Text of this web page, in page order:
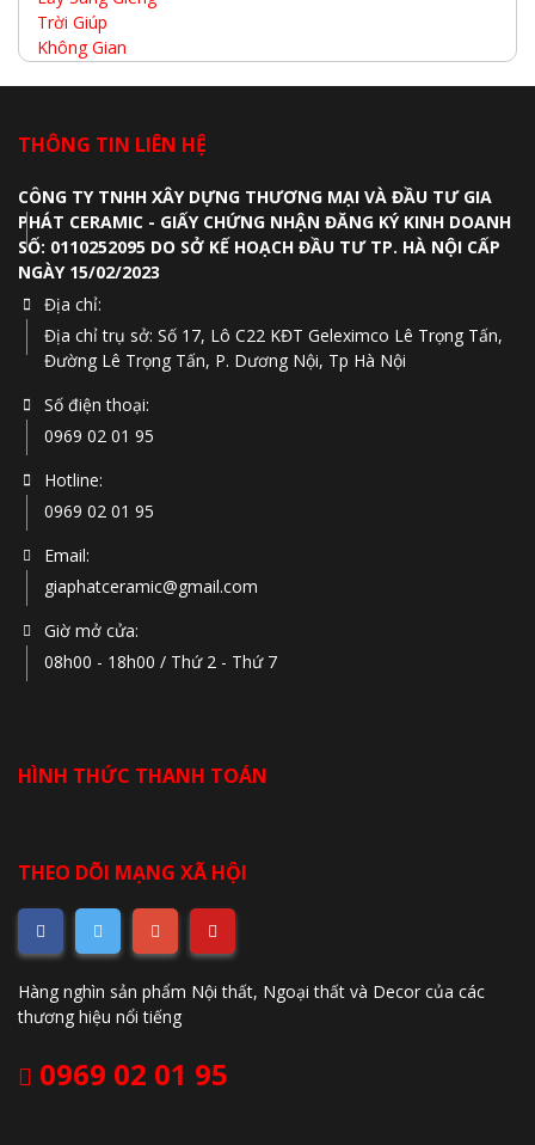
THÔNG TIN LIÊN HỆ
CÔNG TY TNHH XÂY DỰNG THƯƠNG MẠI VÀ ĐẦU TƯ GIA
PHÁT CERAMIC - GIẤY CHỨNG NHẬN ĐĂNG KÝ KINH DOANH
SỐ: 0110252095 DO SỞ KẾ HOẠCH ĐẦU TƯ TP. HÀ NỘI CẤP
NGÀY 15/02/2023
Địa chỉ:
Địa chỉ trụ sở: Số 17, Lô C22 KĐT Geleximco Lê Trọng Tấn,
Đường Lê Trọng Tấn, P. Dương Nội, Tp Hà Nội
Số điện thoại:
0969 02 01 95
Hotline:
0969 02 01 95
Email:
giaphatceramic@gmail.com
Giờ mở cửa:
08h00 - 18h00 / Thứ 2 - Thứ 7
HÌNH THỨC THANH TOÁN
THEO DÕI MẠNG XÃ HỘI
Hàng nghìn sản phẩm Nội thất, Ngoại thất và Decor của các
thương hiệu nổi tiếng
0969 02 01 95